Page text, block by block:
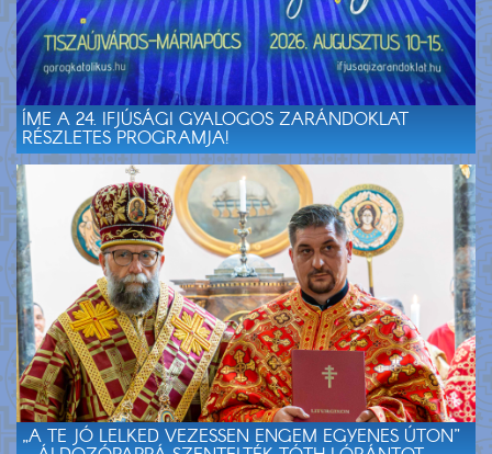
ÍME A 24. IFJÚSÁGI GYALOGOS ZARÁNDOKLAT
RÉSZLETES PROGRAMJA!
„A TE JÓ LELKED VEZESSEN ENGEM EGYENES ÚTON”